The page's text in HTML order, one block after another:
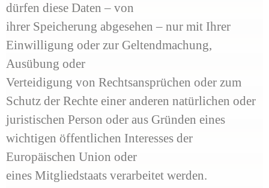
dürfen diese Daten – von
ihrer Speicherung abgesehen – nur mit Ihrer
Einwilligung oder zur Geltendmachung,
Ausübung oder
Verteidigung von Rechtsansprüchen oder zum
Schutz der Rechte einer anderen natürlichen oder
juristischen Person oder aus Gründen eines
wichtigen öffentlichen Interesses der
Europäischen Union oder
eines Mitgliedstaats verarbeitet werden.